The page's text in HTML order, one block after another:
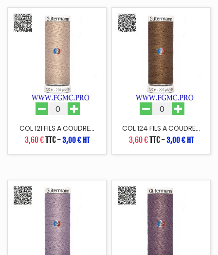
COL 121 FILS A COUDRE...
3,60 €TTC-3,00 € HT
COL 124 FILS A COUDRE...
3,60 €TTC-3,00 € HT